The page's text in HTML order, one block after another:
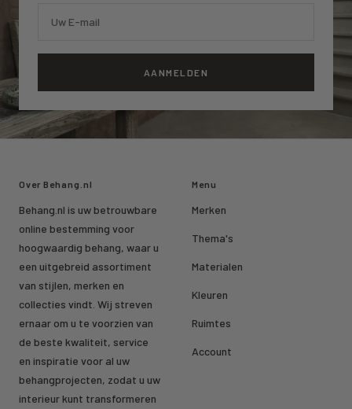
Uw E-mail
AANMELDEN
Over Behang.nl
Behang.nl is uw betrouwbare
online bestemming voor
hoogwaardig behang, waar u
een uitgebreid assortiment
van stijlen, merken en
collecties vindt. Wij streven
ernaar om u te voorzien van
de beste kwaliteit, service
en inspiratie voor al uw
behangprojecten, zodat u uw
interieur kunt transformeren
Menu
Merken
Thema's
Materialen
Kleuren
Ruimtes
Account